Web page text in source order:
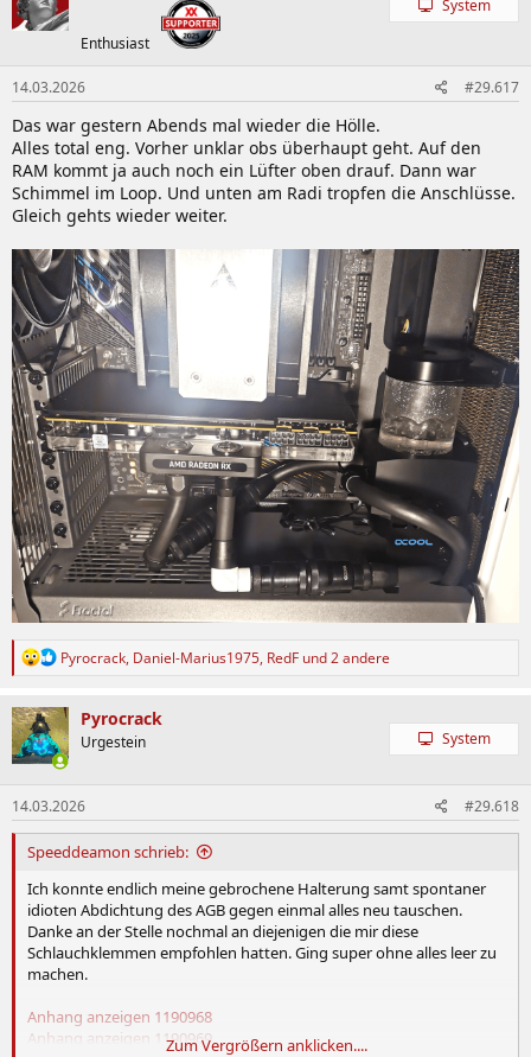
Enthusiast
System
14.03.2026 #29.617
Das war gestern Abends mal wieder die Hölle.
Alles total eng. Vorher unklar obs überhaupt geht. Auf den
RAM kommt ja auch noch ein Lüfter oben drauf. Dann war
Schimmel im Loop. Und unten am Radi tropfen die Anschlüsse.
Gleich gehts wieder weiter.
R
k
t
i
o
n
e
n
:
Pyrocrack, Daniel-Marius1975, RedF und 2 andere
Pyrocrack
Urgestein System
14.03.2026 #29.618
Speeddeamon schrieb:
Ich konnte endlich meine gebrochene Halterung samt spontaner
idioten Abdichtung des AGB gegen einmal alles neu tauschen.
Danke an der Stelle nochmal an diejenigen die mir diese
Schlauchklemmen empfohlen hatten. Ging super ohne alles leer zu
machen.
Anhang anzeigen 1190968
Anhang anzeigen 1190969Zum Vergrößern anklicken....